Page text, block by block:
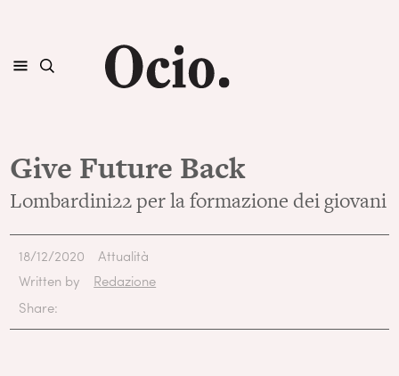
Give Future Back
Lombardini22 per la formazione dei giovani
18/12/2020
Attualità
Written by
Redazione
Share: